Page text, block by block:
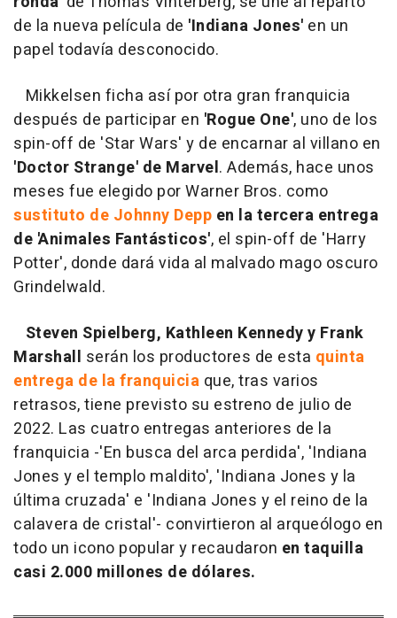
de la nueva película de 'Indiana Jones' en un
papel todavía desconocido.
Mikkelsen ficha así por otra gran franquicia
después de participar en 'Rogue One', uno de los
spin-off de 'Star Wars' y de encarnar al villano en
'Doctor Strange' de Marvel. Además, hace unos
meses fue elegido por Warner Bros. como
sustituto de Johnny Depp en la tercera entrega
de 'Animales Fantásticos', el spin-off de 'Harry
Potter', donde dará vida al malvado mago oscuro
Grindelwald.
Steven Spielberg, Kathleen Kennedy y Frank
Marshall serán los productores de esta quinta
entrega de la franquicia que, tras varios
retrasos, tiene previsto su estreno de julio de
2022. Las cuatro entregas anteriores de la
franquicia -'En busca del arca perdida', 'Indiana
Jones y el templo maldito', 'Indiana Jones y la
última cruzada' e 'Indiana Jones y el reino de la
calavera de cristal'- convirtieron al arqueólogo en
todo un icono popular y recaudaron en taquilla
casi 2.000 millones de dólares.